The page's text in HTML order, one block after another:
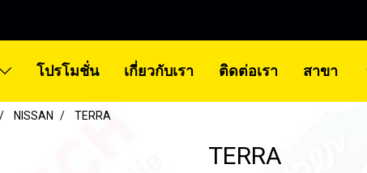
โปรโมชั่น เกี่ยวกับเรา ติดต่อเรา สาขา
NISSAN TERRA
TERRA